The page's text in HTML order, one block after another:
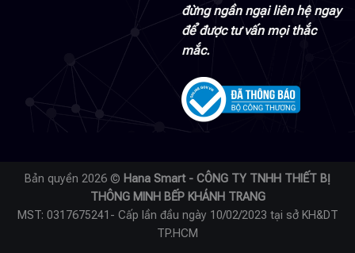
đừng ngần ngại liên hệ ngay
để được tư vấn mọi thắc
mắc.
Bản quyền 2026 © Hana Smart - CÔNG TY TNHH THIẾT BỊ
THÔNG MINH BẾP KHÁNH TRANG
MST: 0317675241- Cấp lần đầu ngày 10/02/2023 tại sở KH&DT
TP.HCM